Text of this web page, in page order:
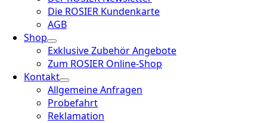
Die ROSIER Kundenkarte
AGB
Shop
Exklusive Zubehör Angebote
Zum ROSIER Online-Shop
Kontakt
Allgemeine Anfragen
Probefahrt
Reklamation